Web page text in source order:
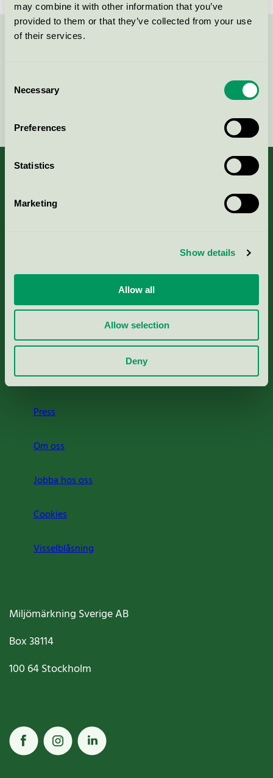
may combine it with other information that you’ve
provided to them or that they’ve collected from your use
of their services.
Selection
Necessary
Preferences
Statistics
Marketing
Show details
Allow all
Allow selection
Deny
Kriterier, ansökan & avgifter
Nordic Ecolabelling Portal
Portal för massa, papper & tryckerier
Svanens husproduktportal-HPP
Rapporter & undersökningar
Press
Om oss
Jobba hos oss
Cookies
Visselblåsning
Miljömärkning Sverige AB
Box38114
100 64Stockholm